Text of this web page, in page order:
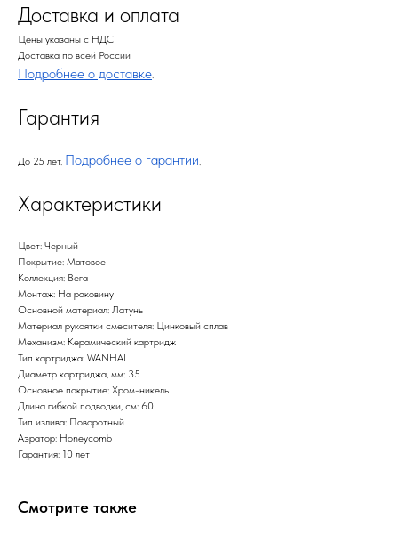
Доставка и оплата
Цены указаны с НДС
Доставка по всей России
Подробнее о доставке.
Гарантия
До 25 лет. Подробнее о гарантии.
Характеристики
Цвет: Черный
Покрытие: Матовое
Коллекция: Вега
Монтаж: На раковину
Основной материал: Латунь
Материал рукоятки смесителя: Цинковый сплав
Механизм: Керамический картридж
Тип картриджа: WANHAI
Диаметр картриджа, мм: 35
Основное покрытие: Хром-никель
Длина гибкой подводки, см: 60
Тип излива: Поворотный
Аэратор: Honeycomb
Гарантия: 10 лет
Смотрите также